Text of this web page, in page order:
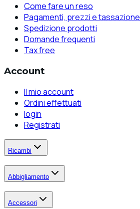
Come fare un reso
Pagamenti, prezzi e tassazione
Spedizione prodotti
Domande frequenti
Tax free
Account
Il mio account
Ordini effettuati
login
Registrati
Ricambi
Abbigliamento
Accessori